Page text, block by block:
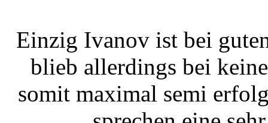
Einzig Ivanov ist bei
blieb allerdings bei
somit maximal semi